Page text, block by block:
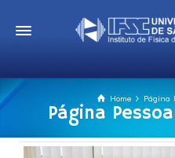
Home Página
Página